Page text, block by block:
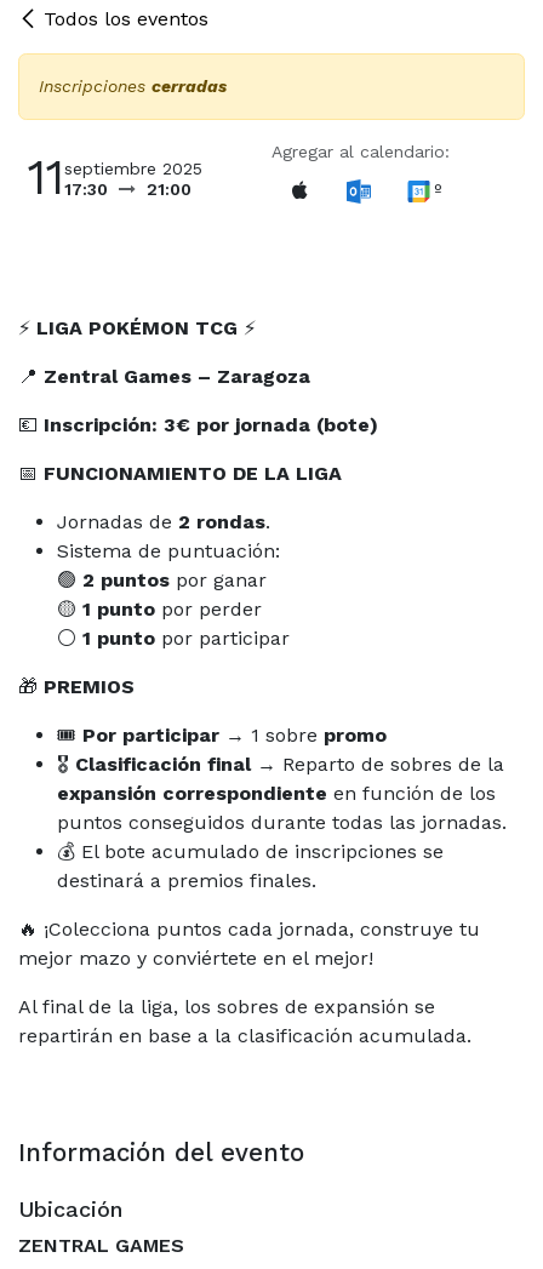
Todos los eventos
Inscripciones cerradas
11septiembre 2025
17:30
21:00
Agregar al calendario:
º
⚡ LIGA POKÉMON TCG ⚡
📍 Zentral Games – Zaragoza
💶 Inscripción: 3€ por jornada (bote)
📅 FUNCIONAMIENTO DE LA LIGA
Jornadas de 2 rondas.
Sistema de puntuación:
🟢 2 puntos por ganar
🟡 1 punto por perder
⚪ 1 punto por participar
🎁 PREMIOS
🎟️ Por participar → 1 sobre promo
🎖️ Clasificación final→ Reparto de sobres de la
expansión correspondiente en función de los
puntos conseguidos durante todas las jornadas.
💰 El bote acumulado de inscripciones se
destinará a premios finales.
🔥 ¡Colecciona puntos cada jornada, construye tu
mejor mazo y conviértete en el mejor!
Al final de la liga, los sobres de expansión se
repartirán en base a la clasificación acumulada.
Información del evento
Ubicación
ZENTRAL GAMES